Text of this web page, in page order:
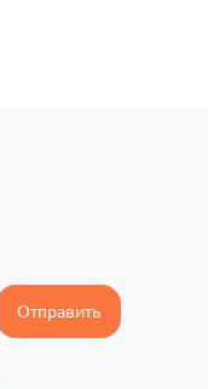
Отправить